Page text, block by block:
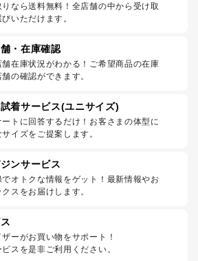
りなら送料無料！全店舗の中から受け取
いただけます。
・在庫確認
在庫状況がわかる！ご希望商品の在庫
の確認ができます。
着サービス(ユニサイズ)
トに回答するだけ！お客さまの体型に
イズをご提案します。
ンサービス
でオトクな情報をゲット！最新情報やお
スをお届けします。
ーがお買い物をサポート！
スを是非ご利用ください。